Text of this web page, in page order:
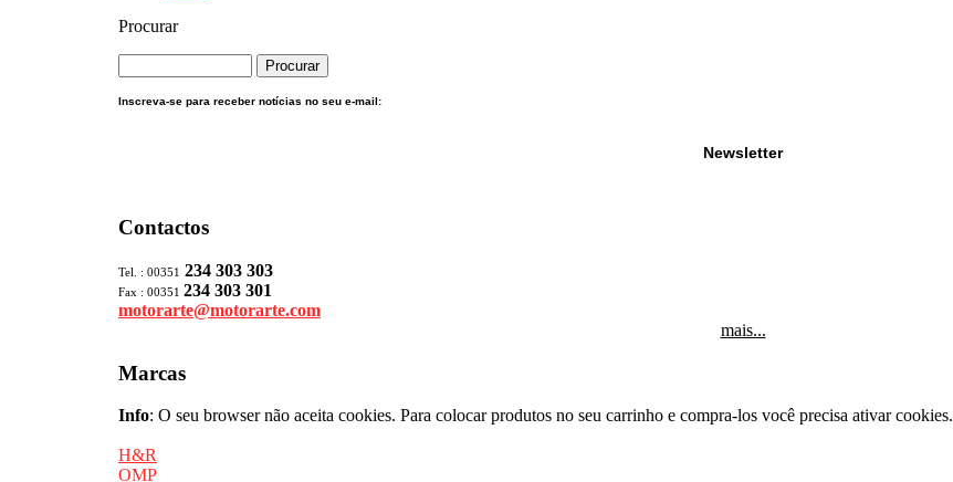
Procurar
Inscreva-se para receber notícias no seu e-mail:
Newsletter
Contactos
Tel. : 00351 234 303 303
Fax : 00351 234 303 301
motorarte@motorarte.com
mais...
Marcas
Info: O seu browser não aceita cookies. Para colocar produtos no seu carrinho e compra-los você precisa ativar cookies.
H&R
OMP